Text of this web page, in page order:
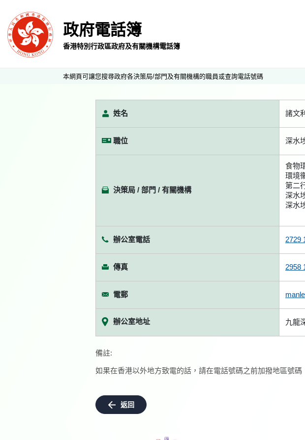
政府電話簿
香港特別行政區政府及有關機構電話簿
本網頁可讓您搜尋政府各決策局/部門及有關機構的職員或查詢電話號碼
姓名 諸文
職位 深水
決策局 / 部門 / 有關機構
食物
環境
第二
深水
深水
辦公室電話 2729
傳真 2958
電郵
辦公室地址 九龍
備註:
如果在香港以外地方致電的話，請在電話號碼之前加撥地區號碼
返回